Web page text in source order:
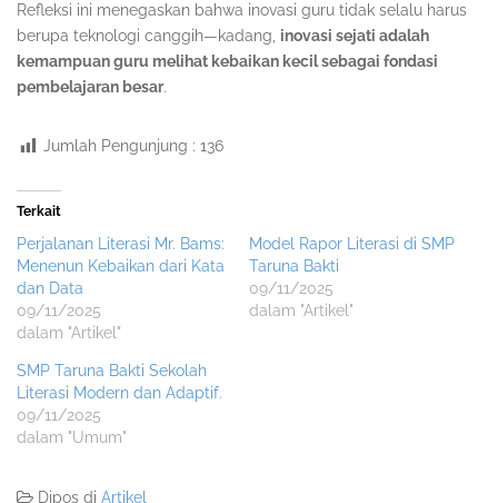
Refleksi ini menegaskan bahwa inovasi guru tidak selalu harus
berupa teknologi canggih—kadang, inovasi sejati adalah
kemampuan guru melihat kebaikan kecil sebagai fondasi
pembelajaran besar.
Jumlah Pengunjung : 136
Terkait
Perjalanan Literasi Mr. Bams:
Menenun Kebaikan dari Kata
dan Data
09/11/2025
dalam "Artikel"
Model Rapor Literasi di SMP
Taruna Bakti
09/11/2025
dalam "Artikel"
SMP Taruna Bakti Sekolah
Literasi Modern dan Adaptif.
09/11/2025
dalam "Umum"
Dipos di Artikel